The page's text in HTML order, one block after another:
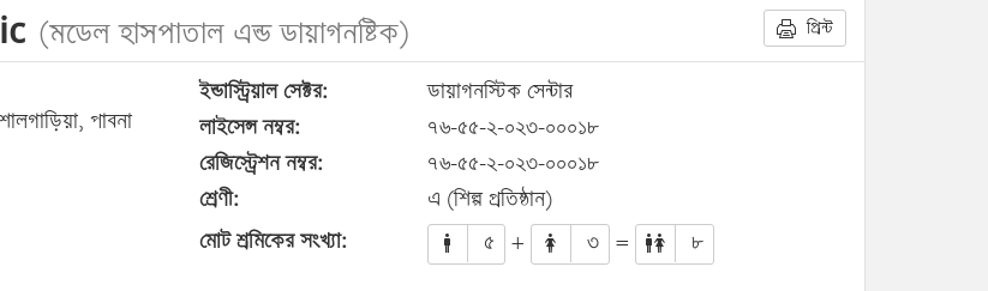
(মডেল হাসপাতাল এন্ড ডায়াগনষ্টিক) প্রিন্ট
পাবনা
ইন্ডাস্ট্রিয়াল সেক্টর:
ডায়াগনস্টিক সেন্টার
লাইসেন্স নম্বর:
৭৬-৫৫-২-০২৩-০০০১৮
রেজিস্ট্রেশন নম্বর:
৭৬-৫৫-২-০২৩-০০০১৮
শ্রেণী:
এ (শিল্প প্রতিষ্ঠান)
মোট শ্রমিকের সংখ্যা:
৫ + ৩ = ৮